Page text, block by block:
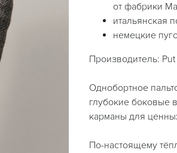
от фабрики
итальянская
немецкие
Производитель:
Однобортное
глубокие боковые
карманы для
По-настоящему